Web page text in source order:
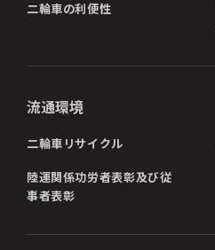
二輪車の利便性
流通環境
二輪車リサイクル
陸運関係功労者表彰及び従
事者表彰